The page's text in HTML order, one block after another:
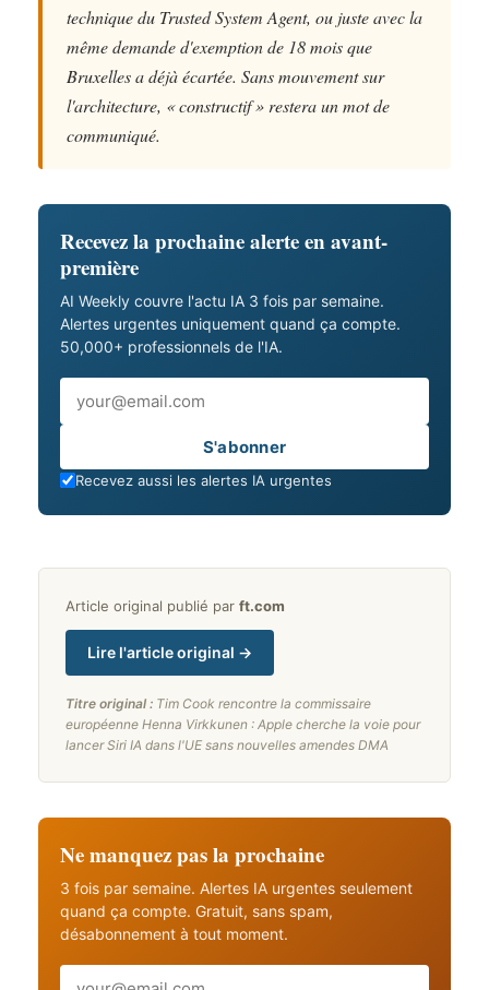
technique du Trusted System Agent, ou juste avec la
même demande d'exemption de 18 mois que
Bruxelles a déjà écartée. Sans mouvement sur
l'architecture, « constructif » restera un mot de
communiqué.
Recevez la prochaine alerte en avant-
première
AI Weekly couvre l'actu IA 3 fois par semaine.
Alertes urgentes uniquement quand ça compte.
50,000+ professionnels de l'IA.
S'abonner
Recevez aussi les alertes IA urgentes
Article original publié par ft.com
Lire l'article original →
Titre original : Tim Cook rencontre la commissaire
européenne Henna Virkkunen : Apple cherche la voie pour
lancer Siri IA dans l'UE sans nouvelles amendes DMA
Ne manquez pas la prochaine
3 fois par semaine. Alertes IA urgentes seulement
quand ça compte. Gratuit, sans spam,
désabonnement à tout moment.